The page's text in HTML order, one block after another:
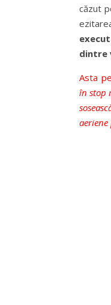
căzut
dintre
Asta
în stop